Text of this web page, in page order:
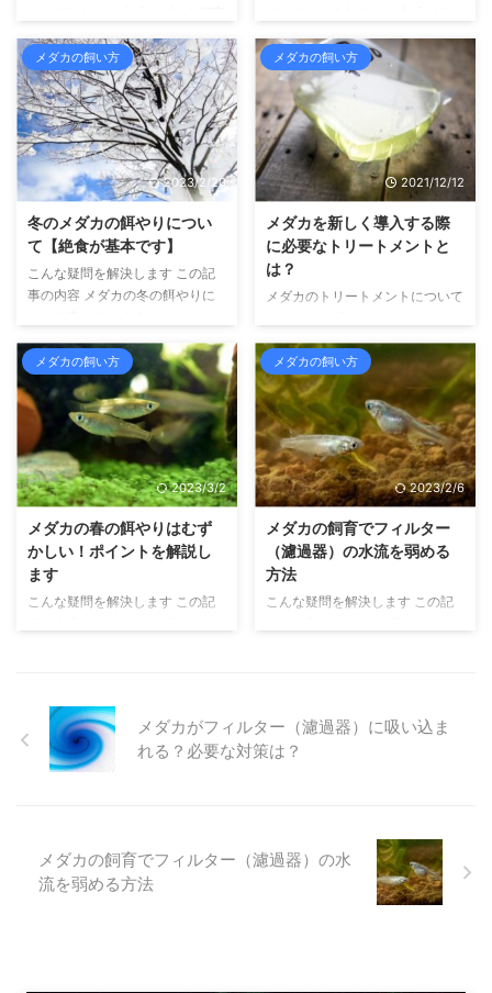
について知りたい。メダカを飼育
するにあたっては、水道水を使用
するのがベストだと聞いた。で
も、水道水はカルキを抜かないと
使用できないんだよね？どうやっ
たらカルキを抜くことができるの
かな？」 こんな疑問を解決しま
使用する水道水のカルキを抜く方
法や、抜く理由について書いてい
ます こんにちは、せいじです。
メダカや金魚、ウーパールーパー
物を中心に飼育しています。 ...
とデメリットを知りたい。メダカ
を飼育するのに、グリーンウォー
ターってのがあるよね。グリーン
ウォーターで飼育するとどういう
メリットがあるのかな？また、逆
にどんなデメリットがあるんだろ
う」 こんな疑問を解決します こ
ウォーターで飼育するメリットと
デメリットについて書いています
こんにちは、せいじです。 メダ
カや金魚、ウーパールーパーとい
中心に飼育しています。 さ ...
メダカの飼い方
2023/2/20
冬のメダカの餌やりについ
て【絶食が基本です】
こんな疑問を解決します この記
事の内容 メダカの冬の餌やりに
魚、ウーパールーパーといった、
水の中で生活する生き物を中心に
飼育しています。 さて、冬のメ
ダカの飼育では、絶対にしてはい
けないことがあります。 それ
は、餌をやることです。 なぜな
ら、餌をやることで、メダカを殺
すね。 ですから、メダカは冬の
間、絶食状態にする必要があるの
です。 とはいえ、「絶食にして
しまうと、死んでしまうんじゃな
メダカの飼い方
2021/12/12
メダカを新しく導入する際
に必要なトリートメントと
は？
メダカのトリートメントについて
ントについて知りたい。メダカを
新しく飼うときに、トリートメン
トを必ずしないといけないって聞
いた。トリートメントってなに？
どうして必要なの？具体的な方法
もふくめて知りたいな」 こんな
疑問を解決します この記事の内
容 メダカのトリートメントにつ
ちは、せいじです。 メダカや金
魚、ウーパールーパーといった、
水の中で生活する生き物を中心に
飼育しています。 さて、メダカ
メダカの飼い方
2023/3/2
メダカの春の餌やりはむず
かしい！ポイントを解説し
ます
こんな疑問を解決します この記
水の中で生活する生き物を中心に
飼育しています。 さて、冬の間
冬眠をして過ごしたメダカは、水
温の上昇によって春を感じとりま
り、水中をゆっくりと泳いだりと
いった感じです。 活動をはじめ
メダカの飼い方
2023/2/6
メダカの飼育でフィルター
（濾過器）の水流を弱める
方法
こんな疑問を解決します この記
った、水の中で生活する生き物を
中心に飼育しています。 さて、
とって良い環境を作ることができ
ますし、飼育も楽ですからね。
ただ、フィルターを使用する際に
注意するべき点としては、水流対
メダカがフィルター（濾過器）に吸い込ま
れる？必要な対策は？
メダカの飼育でフィルター（濾過器）の水
流を弱める方法